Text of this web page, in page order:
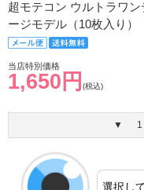
超モテコン ウルトラワ
ージモデル（10枚入り）
当店特別価格
1,650円 (税込)
▼ 1